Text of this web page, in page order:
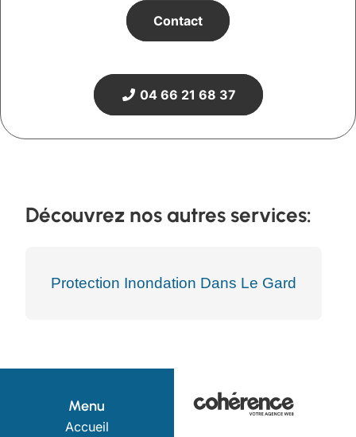
Contact
04 66 21 68 37
Découvrez nos autres services:
Protection Inondation Dans Le Gard
Menu
Accueil